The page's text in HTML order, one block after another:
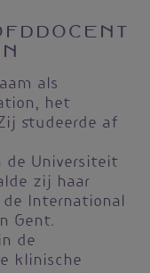
als
het
studeerde af
de Universiteit
zij haar
International
Gent.
de
klinische